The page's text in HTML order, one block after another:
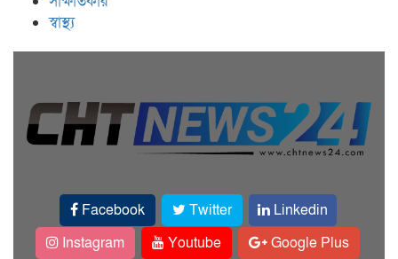
স্বাস্থ্য
Facebook Twitter
Linkedin
Instagram
Youtube Google Plus